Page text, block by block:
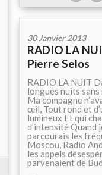
30 Janvier 2013
RADIO LA
Pierre Selos
RADIO LA NUIT
longues nuits sans
Ma compagne
œil, Tout rond et
lumineux Et qui
d’intensité Quand
parcourais les
Moscou, Radio
les appels
parvenaient de